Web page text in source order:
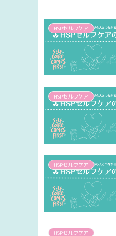
HSPセルフケア
HSPセルフケア
HSPセルフケア
HSPセルフケア